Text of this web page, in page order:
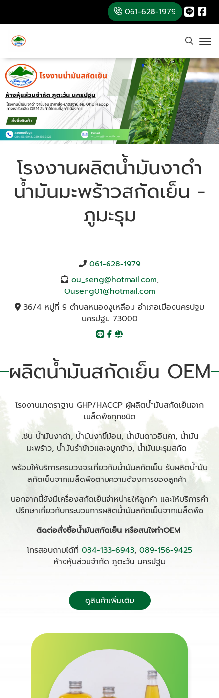
061-628-1979
โรงงานผลิตน้ำมันงาดำ
น้ำมันมะพร้าวสกัดเย็น -
ภูมะรุม
061-628-1979
ou_seng@hotmail.com,
Ouseng01@hotmail.com
36/4 หมู่ที่ 9 ตำบลหนองงูเหลือม อำเภอเมืองนครปฐม
นครปฐม 73000
ผลิตน้ำมันสกัดเย็น OEM
โรงงานมาตราฐาน GHP/HACCP ผู้ผลิตน้ำมันสกัดเย็นจาก
เมล็ดพืชทุกชนิด
เช่น น้ำมันงาดำ, น้ำมันงาขี้ม้อน, น้ำมันดาวอินคา, น้ำมัน
มะพร้าว, น้ำมันรำข้าวและจมูกข้าว, น้ำมันมะรุมสกัด
พร้อมให้บริการครบวงจรเกี่ยวกับน้ำมันสกัดเย็น รับผลิตน้ำมัน
สกัดเย็นจากเมล็ดพืชตามความต้องการของลูกค้า
นอกจากนี้ยังมีเครื่องสกัดเย็นจำหน่ายให้ลูกค้า และให้บริการคำ
ปรึกษาเกี่ยวกับกระบวนการผลิตน้ำมันสกัดเย็นจากเมล็ดพืช
ติดต่อสั่งซื้อน้ำมันสกัดเย็น หรือสนใจทำOEM
โทรสอบถามได้ที่ 084-133-6943, 089-156-9425
ห้างหุ้นส่วนจำกัด ภูตะวัน นครปฐม
ดูสินค้าเพิ่มเติม